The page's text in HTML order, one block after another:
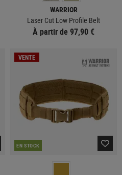
WARRIOR
Laser Cut Low Profile Belt
À partir de 97,90 €
VENTE
EN STOCK